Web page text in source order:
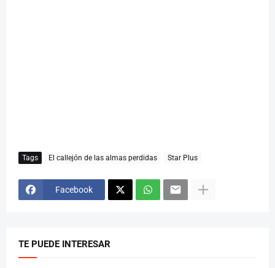
Tags El callejón de las almas perdidas Star Plus
Facebook
TE PUEDE INTERESAR